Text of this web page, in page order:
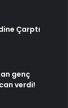
Çarptı
genç
verdi!